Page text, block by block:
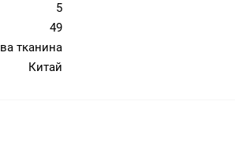
5
49
тканина
Китай